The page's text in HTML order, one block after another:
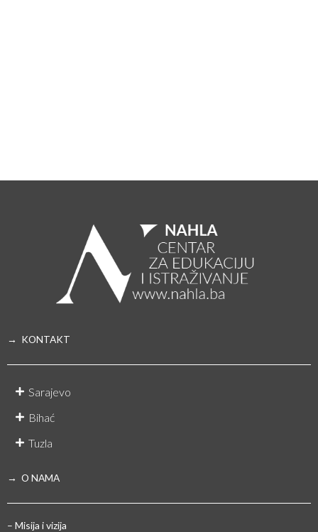
→ KONTAKT
Sarajevo
Bihać
Tuzla
→ O NAMA
– Misija i vizija